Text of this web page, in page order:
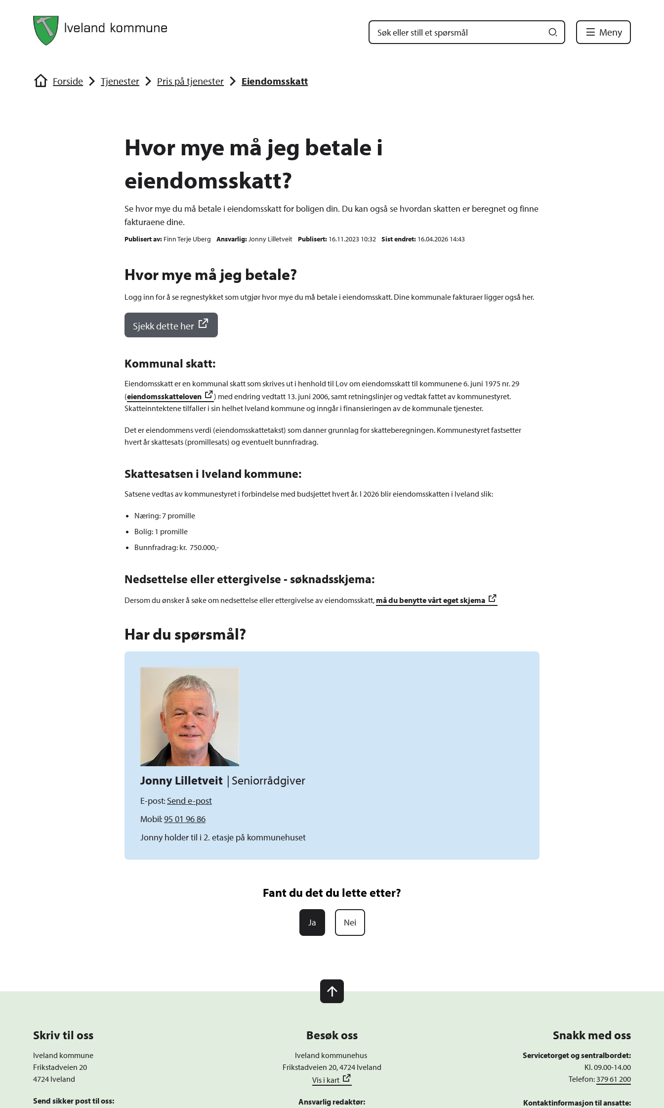
Iveland kommune
Meny
Du er her:Forside Tjenester Pris på tjenester Eiendomsskatt
Hvor mye må jeg betale i
eiendomsskatt?
Se hvor mye du må betale i eiendomsskatt for boligen din. Du kan også se hvordan skatten er beregnet og finne
fakturaene dine.
Publisert av Finn Terje Uberg Ansvarlig Jonny Lilletveit Publisert 16.11.2023 10:32 Sist endret 16.04.2026 14:43
Hvor mye må jeg betale?
Logg inn for å se regnestykket som utgjør hvor mye du må betale i eiendomsskatt. Dine kommunale fakturaer ligger også her.
Sjekk dette her
Kommunal skatt:
Eiendomsskatt er en kommunal skatt som skrives ut i henhold til Lov om eiendomsskatt til kommunene 6. juni 1975 nr. 29
(eiendomsskatteloven
) med endring vedtatt 13. juni 2006, samt retningslinjer og vedtak fattet av kommunestyret.
Skatteinntektene tilfaller i sin helhet Iveland kommune og inngår i finansieringen av de kommunale tjenester.
Det er eiendommens verdi (eiendomsskattetakst) som danner grunnlag for skatteberegningen. Kommunestyret fastsetter
hvert år skattesats (promillesats) og eventuelt bunnfradrag.
Skattesatsen i Iveland kommune:
Satsene vedtas av kommunestyret i forbindelse med budsjettet hvert år. I 2026 blir eiendomsskatten i Iveland slik:
Næring: 7 promille
Bolig: 1 promille
Bunnfradrag: kr. 750.000,-
Nedsettelse eller ettergivelse - søknadsskjema:
Dersom du ønsker å søke om nedsettelse eller ettergivelse av eiendomsskatt, må du benytte vårt eget skjema
Har du spørsmål?
Jonny Lilletveit Seniorrådgiver
E-post Send e-post
Mobil95 01 96 86
Jonny holder til i 2. etasje på kommunehuset
Fant du det du lette etter?
Ja Nei
Skriv til oss
Iveland kommune
Frikstadveien 20
4724 Iveland
Send sikker post til oss:
Besøk oss
Iveland kommunehus
Frikstadveien 20, 4724 Iveland
Vis i kart
Ansvarlig redaktør:
Snakk med oss
Servicetorget og sentralbordet:
Kl. 09.00-14.00
Telefon:379 61 200
Kontaktinformasjon til ansatte: